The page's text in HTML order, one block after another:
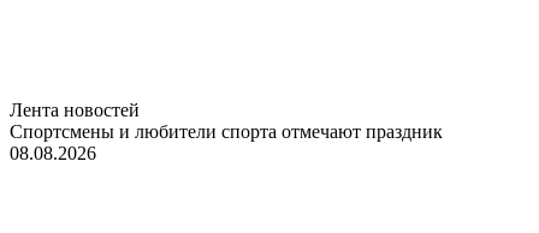
Лента новостей
Спортсмены и любители спорта отмечают праздник
08.08.2026